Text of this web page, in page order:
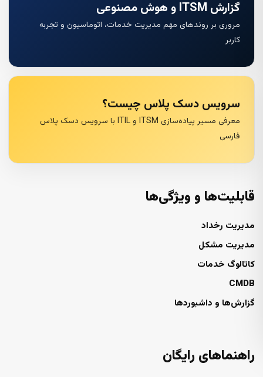
گزارش ITSM و هوش مصنوعی
مروری بر روندهای مهم مدیریت خدمات، اتوماسیون و تجربه
کاربر
سرویس دسک پلاس چیست؟
معرفی مسیر پیاده‌سازی ITSM و ITIL با سرویس دسک پلاس
فارسی
قابلیت‌ها و ویژگی‌ها
مدیریت رخداد
مدیریت مشکل
کاتالوگ خدمات
CMDB
گزارش‌ها و داشبوردها
راهنماهای رایگان